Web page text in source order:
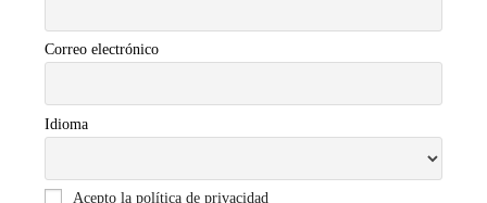
Correo electrónico
Idioma
Acepto la política de privacidad